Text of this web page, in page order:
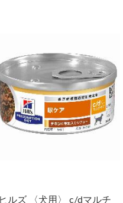
ヒルズ 〈犬用〉 c/dマルチ